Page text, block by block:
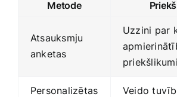
Metode
Atsauksmju
anketas
Uzzini par
Personalizētas
Veido